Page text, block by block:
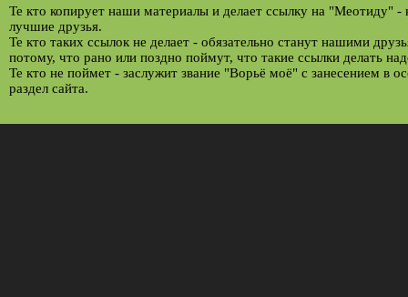
Те кто копирует наши материалы и делает ссылку на "Меотиду" -
лучшие друзья.
Те кто таких ссылок не делает - обязательно станут нашими
потому, что рано или поздно поймут, что такие ссылки делать
Те кто не поймет - заслужит звание "Ворьё моё" с занесением в
раздел сайта.